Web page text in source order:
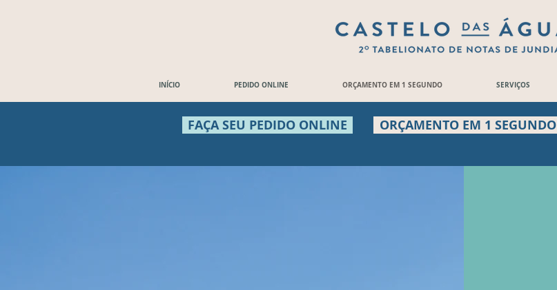
INÍCIO PEDIDO ONLINE ORÇAMENTO EM 1 SEGUNDO SERVIÇOS
FAÇA SEU PEDIDO ONLINE ORÇAMENTO EM 1 SEGUNDO